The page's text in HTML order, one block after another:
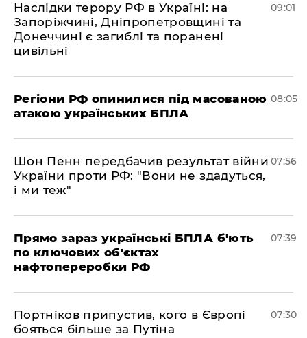
Наслідки терору РФ в Україні: на
Запоріжчині, Дніпропетровщині та
Донеччині є загиблі та поранені
цивільні
09:01
Регіони РФ опинилися під масованою
атакою українських БПЛА
08:05
Шон Пенн передбачив результат війни
України проти РФ: "Вони не здадуться,
і ми теж"
07:56
Прямо зараз українські БПЛА б'ють
по ключових об'єктах
нафтопереробки РФ
07:39
Портніков припустив, кого в Європі
бояться більше за Путіна
07:30